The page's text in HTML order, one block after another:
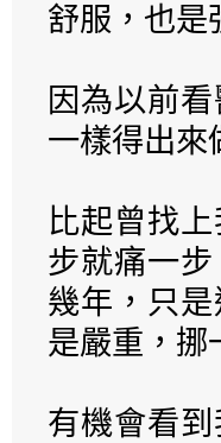
舒服，也是
因為以前
一樣得出
比起曾找
步就痛一
幾年，只
是嚴重，挪
有機會看